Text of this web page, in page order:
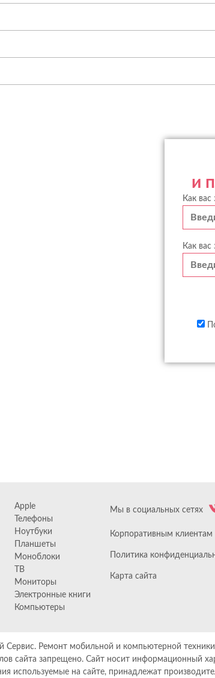
и
Как вас
Как вас
Apple
Телефоны
Ноутбуки
Планшеты
Моноблоки
ТВ
Мониторы
Электронные книги
Компьютеры
Мы в социальных сетях
Корпоративным клиентам
Политика
Карта сайта
Сервис. Ремонт мобильной и компьютерной
сайта запрещено. Сайт носит информационный
используемые на сайте, принадлежат